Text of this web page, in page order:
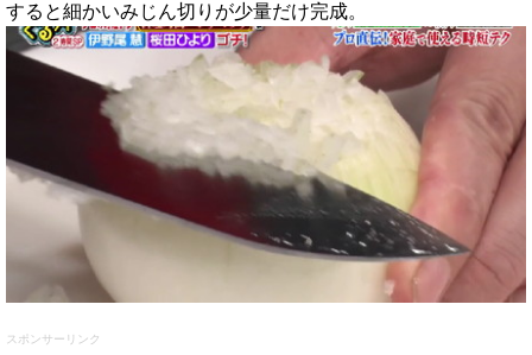
すると細かいみじん切りが少量だけ完成。
スポンサーリンク